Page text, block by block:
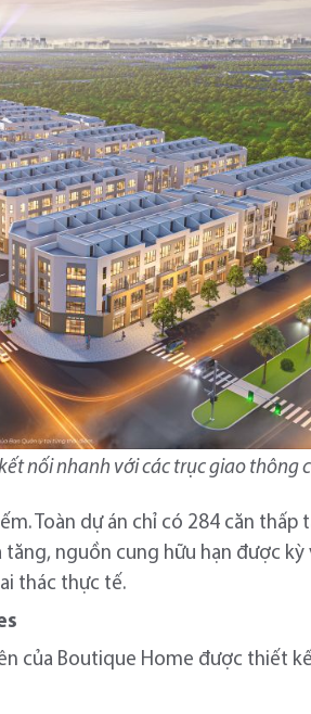
nối nhanh với các trục giao thông
Toàn dự án chỉ có 284 căn thấp
nguồn cung hữu hạn được
thác thực tế.
của Boutique Home được thiết